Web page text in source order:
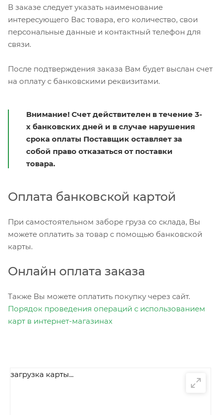
В заказе следует указать наименование
интересующего Вас товара, его количество, свои
персональные данные и контактный телефон для
связи.
После подтверждения заказа Вам будет выслан счет
на оплату с банковскими реквизитами.
Внимание! Счет действителен в течение 3-
х банковских дней и в случае нарушения
срока оплаты Поставщик оставляет за
собой право отказаться от поставки
товара.
Оплата банковской картой
При самостоятельном заборе груза со склада, Вы
можете оплатить за товар с помощью банковской
карты.
Онлайн оплата заказа
Также Вы можете оплатить покупку через сайт.
Порядок проведения операций с использованием
карт в интернет-магазинах
загрузка карты...